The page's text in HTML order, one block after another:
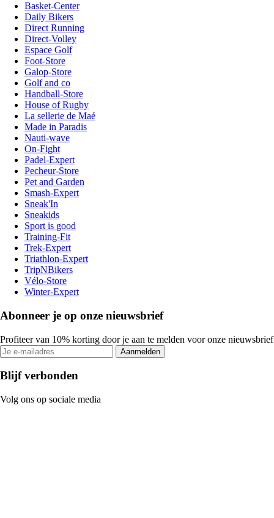
Basket-Center
Daily Bikers
Direct Running
Direct-Volley
Espace Golf
Foot-Store
Galop-Store
Golf and co
Handball-Store
House of Rugby
La sellerie de Maé
Made in Paradis
Nauti-wave
On-Fight
Padel-Expert
Pecheur-Store
Pet and Garden
Smash-Expert
Sneak'In
Sneakids
Sport is good
Training-Fit
Trek-Expert
Triathlon-Expert
TripNBikers
Vélo-Store
Winter-Expert
Abonneer je op onze nieuwsbrief
Profiteer van 10% korting door je aan te melden voor onze nieuwsbrief
Aanmelden
Blijf verbonden
Volg ons op sociale media